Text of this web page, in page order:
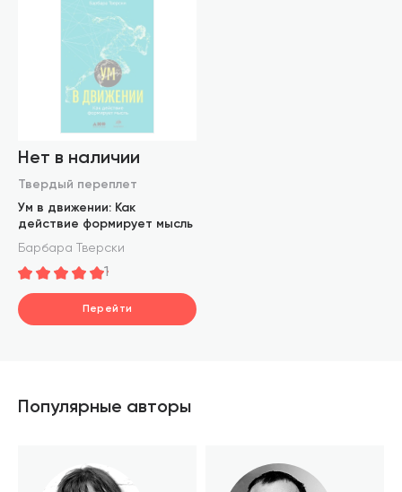
Нет в наличии
Твердый переплет
Ум в движении: Как
действие формирует мысль
Барбара Тверски
1
Перейти
Популярные авторы